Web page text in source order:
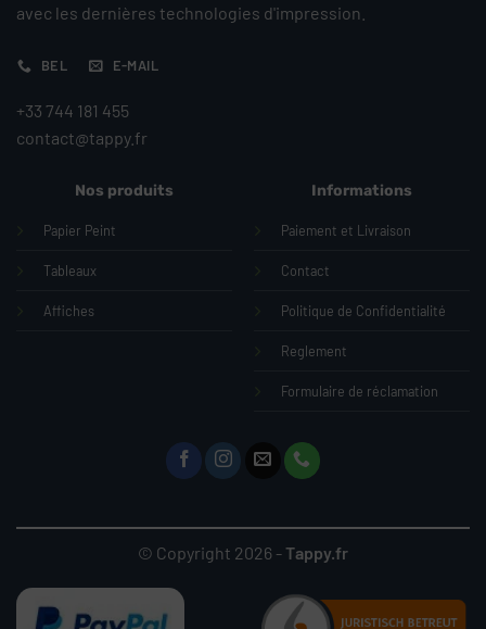
avec les dernières technologies d'impression.
BEL E-MAIL
+33 744 181 455
contact@tappy.fr
Nos produits
Papier Peint
Tableaux
Affiches
Informations
Paiement et Livraison
Contact
Politique de Confidentialité
Reglement
Formulaire de réclamation
© Copyright 2026 -Tappy.fr